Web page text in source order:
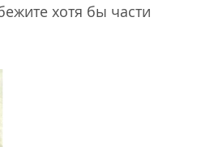
хотя бы части